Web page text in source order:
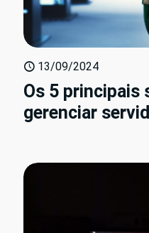
13/09/2024
Os 5 principais
gerenciar